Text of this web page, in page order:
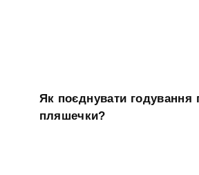
Як поєднувати годування
пляшечки?